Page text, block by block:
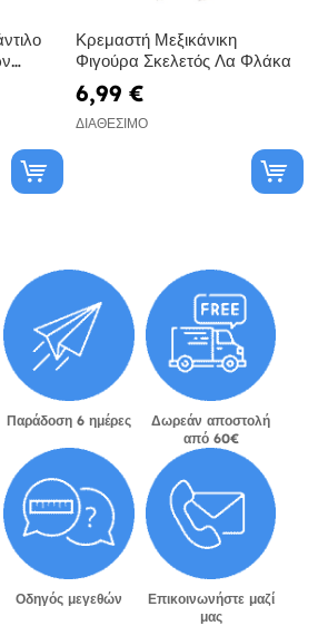
Κρεμαστή Μεξικάνικη
Φιγούρα Σκελετός Λα Φλάκα
6,99 €
ΔΙΑΘΈΣΙΜΟ
Παράδοση 6 ημέρες
Δωρεάν αποστολή
από 60€
Οδηγός μεγεθών
Επικοινωνήστε μαζί
μας